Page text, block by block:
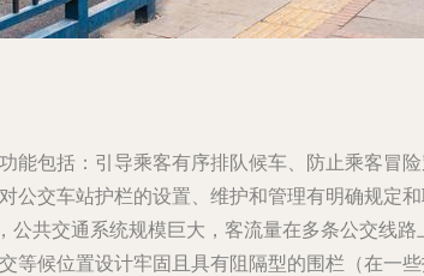
能包括：引导乘客有序排队候车、防止乘客冒
公交车站护栏的设置、维护和管理有明确规定
共交通系统规模巨大，客流量在多条公交线
候位置设计牢固且具有阻隔型的围栏（在一